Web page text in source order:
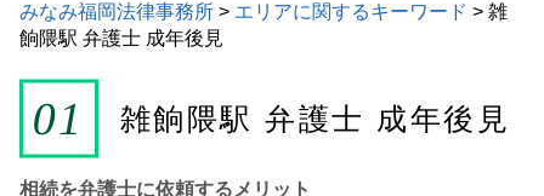
みなみ福岡法律事務所 > エリアに関するキーワード > 雑
餉隈駅 弁護士 成年後見
雑餉隈駅 弁護士 成年後見
相続を弁護士に依頼するメリット